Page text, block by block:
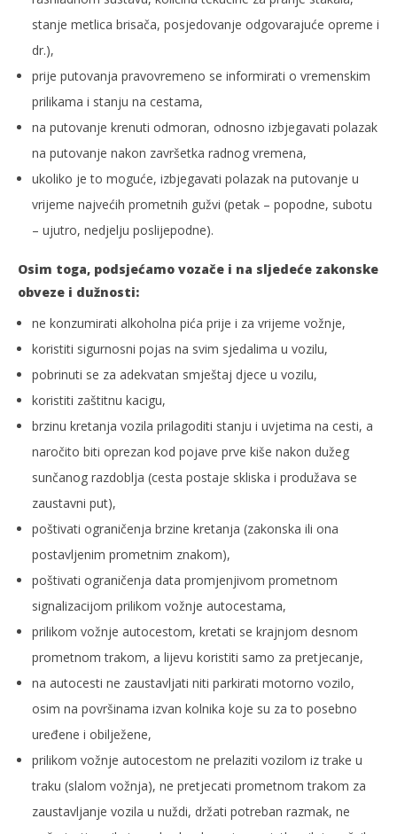
stanje metlica brisača, posjedovanje odgovarajuće opreme i
dr.),
prije putovanja pravovremeno se informirati o vremenskim
prilikama i stanju na cestama,
na putovanje krenuti odmoran, odnosno izbjegavati polazak
na putovanje nakon završetka radnog vremena,
ukoliko je to moguće, izbjegavati polazak na putovanje u
vrijeme najvećih prometnih gužvi (petak – popodne, subotu
– ujutro, nedjelju poslijepodne).
Osim toga, podsjećamo vozače i na sljedeće zakonske
obveze i dužnosti:
ne konzumirati alkoholna pića prije i za vrijeme vožnje,
koristiti sigurnosni pojas na svim sjedalima u vozilu,
pobrinuti se za adekvatan smještaj djece u vozilu,
koristiti zaštitnu kacigu,
brzinu kretanja vozila prilagoditi stanju i uvjetima na cesti, a
naročito biti oprezan kod pojave prve kiše nakon dužeg
sunčanog razdoblja (cesta postaje skliska i produžava se
zaustavni put),
poštivati ograničenja brzine kretanja (zakonska ili ona
postavljenim prometnim znakom),
poštivati ograničenja data promjenjivom prometnom
signalizacijom prilikom vožnje autocestama,
prilikom vožnje autocestom, kretati se krajnjom desnom
prometnom trakom, a lijevu koristiti samo za pretjecanje,
na autocesti ne zaustavljati niti parkirati motorno vozilo,
osim na površinama izvan kolnika koje su za to posebno
uređene i obilježene,
prilikom vožnje autocestom ne prelaziti vozilom iz trake u
traku (slalom vožnja), ne pretjecati prometnom trakom za
zaustavljanje vozila u nuždi, držati potreban razmak, ne